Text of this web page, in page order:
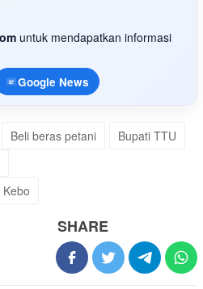
untuk mendapatkan informasi
Google News
Beli beras petani
Bupati TTU
SHARE